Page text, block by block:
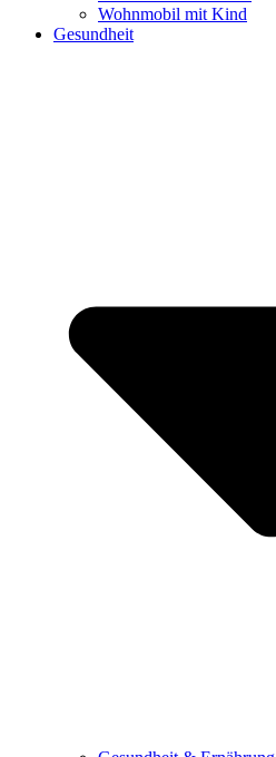
Wohnmobil mit Kind
Gesundheit